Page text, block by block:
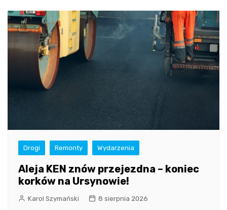
Drogi Remonty Wydarzenia
Aleja KEN znów przejezdna – koniec
korków na Ursynowie!
Karol Szymański 8 sierpnia 2026